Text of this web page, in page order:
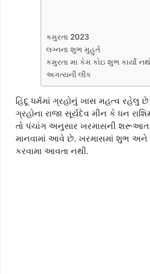
કમુરતા 2023
લગ્નના શુભ મુહુર્ત
કમુરતા મા કેમ કોઇ શુભ કાર્યો
અગત્યની લીંક
હિંદૂ ધર્મમાં ગ્રહોનું ખાસ મહત્વ રહેલુ
ગ્રહોના રાજા સૂર્યદેવ મીન કે ધન
તો પંચાંગ અનુસાર ખરમાસની
માનવામાં આવે છે. ખરમાસમાં શુભ અને
કરવામા આવતા નથી.